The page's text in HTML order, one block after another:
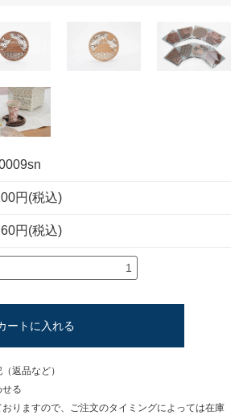
円(税込)
円(税込)
ートに入れる
返品など）
せる
りますので、ご注文のタイミングによっては在庫